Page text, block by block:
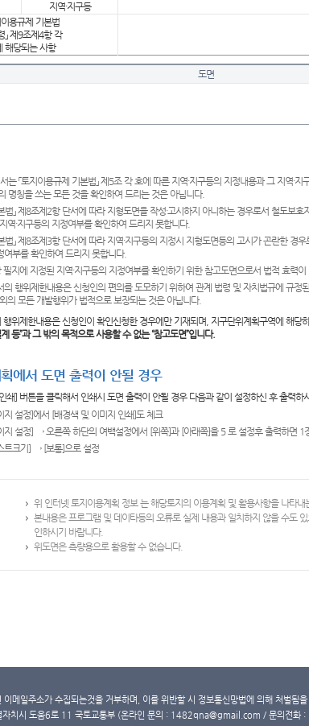
지역·지구등
이용규제 기본법
」 제9조제4항 각
해당되는 사항
도면
는 「토지이용규제 기본법」 제5조 각 호에 따른 지역·지구등의 지정내용과 그 지
명칭을 쓰는 모든 것을 확인하여 드리는 것은 아닙니다.
법」 제8조제2항 단서에 따라 지형도면을 작성·고시하지 아니하는 경우로서 철도
역·지구등의 지정여부를 확인하여 드리지 못합니다.
법」 제8조제3항 단서에 따라 지역·지구등의 지정시 지형도면등의 고시가 곤란한
여부를 확인하여 드리지 못합니다.
지에 지정된 지역·지구등의 지정여부를 확인하기 위한 참고도면으로서 법적 효력
의 행위제한내용은 신청인의 편의를 도모하기 위하여 관계 법령 및 자치법규에 규
의 모든 개발행위가 법적으로 보장되는 것은 아닙니다.
행위제한내용은 신청인이 확인신청한 경우에만 기재되며, 지구단위계획구역에 해
등”과 그 밖의 목적으로 사용할 수 없는 “참고도면”입니다.
에서 도면 출력이 안될 경우
쇄] 버튼을 클릭해서 인쇄시 도면 출력이 안될 경우 다음과 같이 설정하신 후 출력하
지 설정]에서 [배경색 및 이미지 인쇄]도 체크
지 설정] → 오른쪽 하단의 여백설정에서 [위쪽]과 [아래쪽]을 5 로 설정후 출력하면 1
트크기] → [보통]으로 설정
위 인터넷 토지이용계획 정보 는 해당토지의 이용계획 및 활용사항을 나타
본내용은 프로그램 및 데이타등의 오류로 실제 내용과 일치하지 않을 수도
인하시기 바랍니다.
위도면은 측량용으로 활용할 수 없습니다.
이메일주소가 수집되는것을 거부하며, 이를 위반할 시 정보통신망법에 의해 처벌됨을
치시 도움6로 11 국토교통부 (온라인 문의 : 1482qna@gmail.com / 문의전화